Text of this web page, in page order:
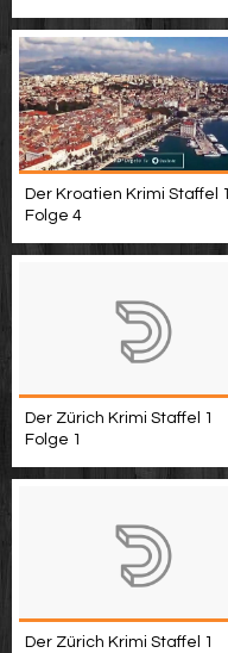
Der Kroatien Krimi Staffel 1
Folge 4
Der Zürich Krimi Staffel 1
Folge 1
Der Zürich Krimi Staffel 1